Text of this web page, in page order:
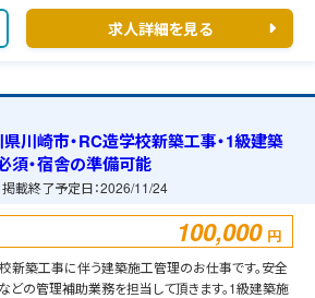
求人詳細を見る
川崎市・RC造学校新築工事・1級建築
須・宿舎の準備可能
掲載終了予定日：2026/11/24
100,000 円
新築工事に伴う建築施工管理のお仕事です。安全
どの管理補助業務を担当して頂きます。1級建築施